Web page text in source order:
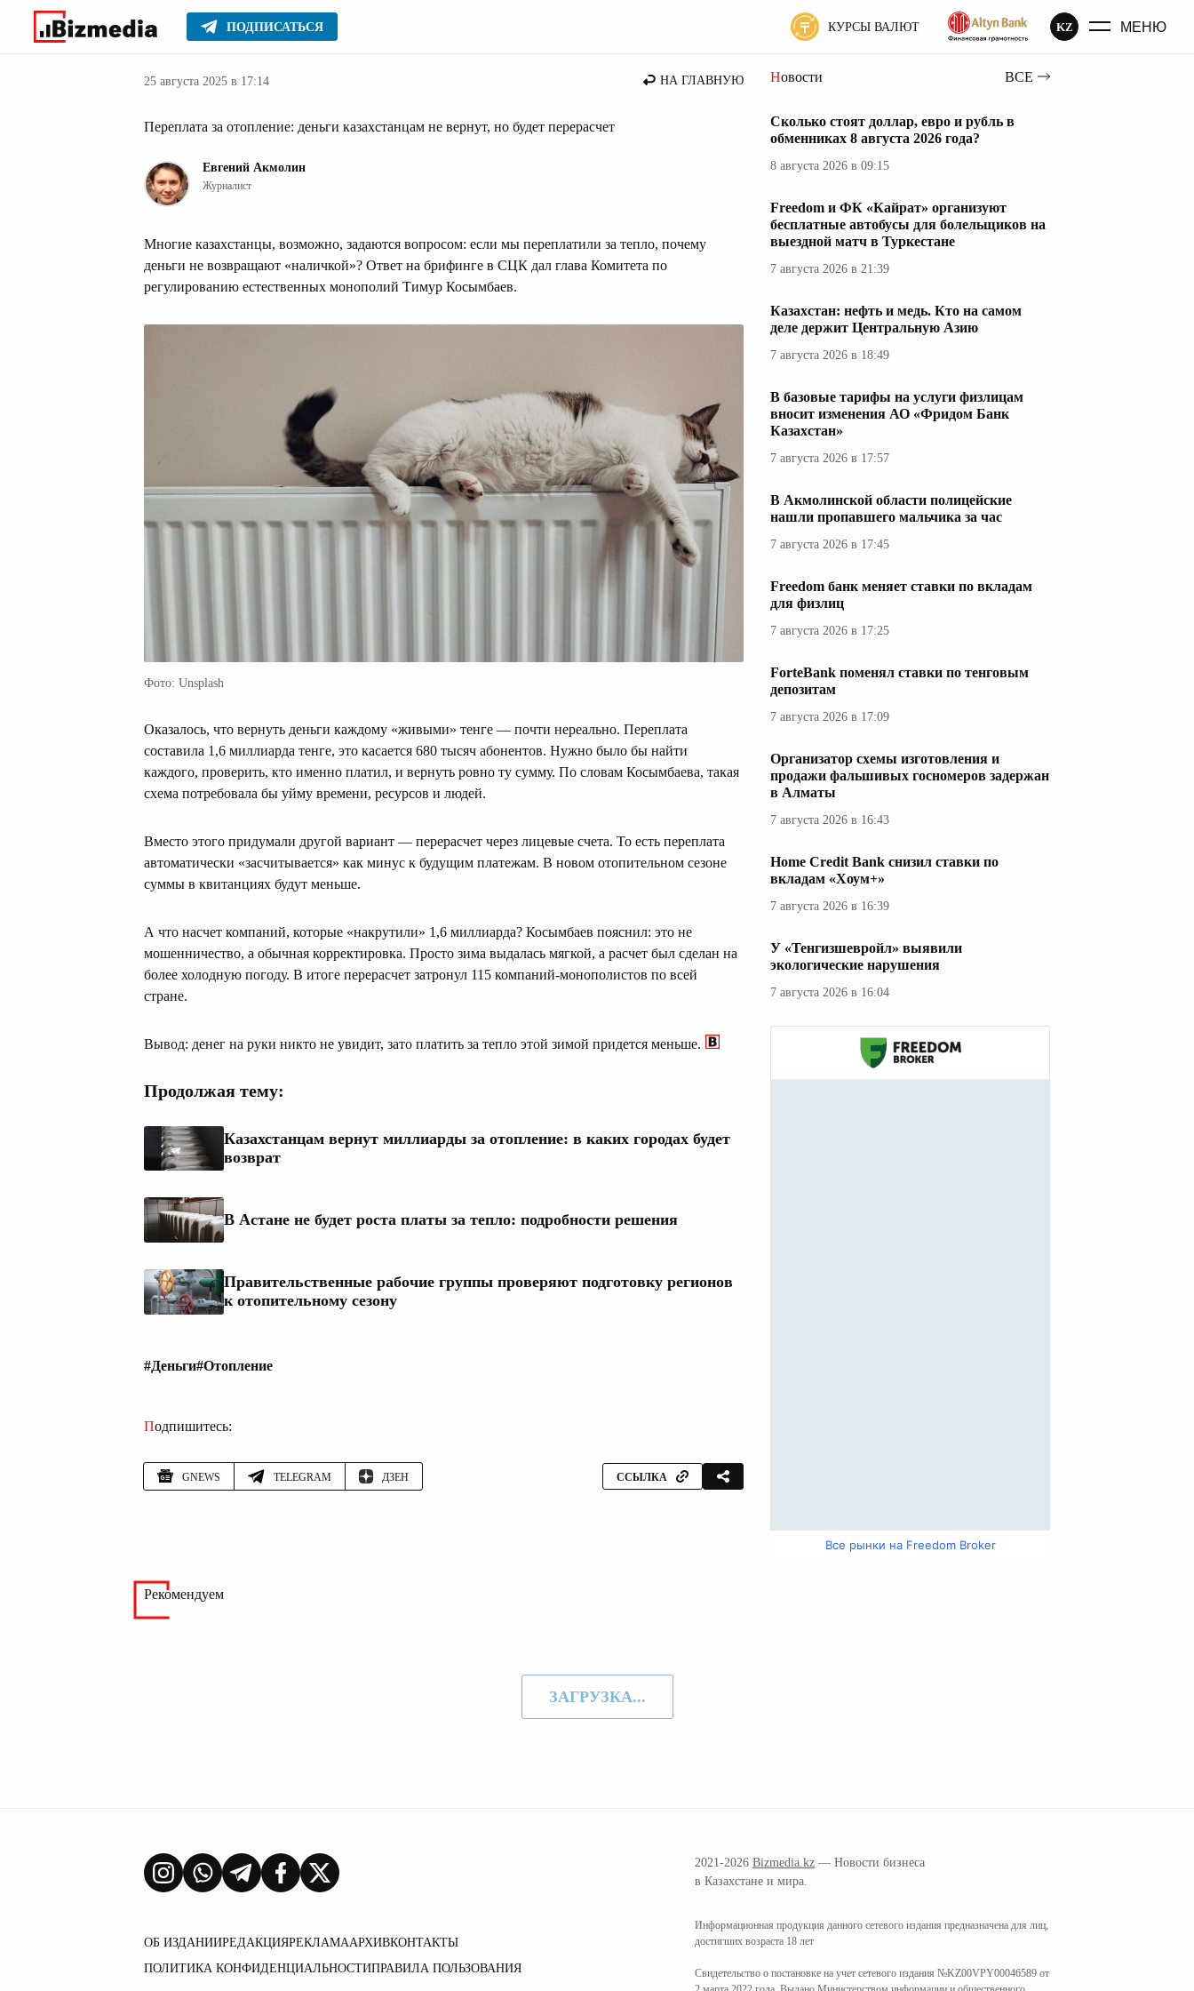
ПОДПИСАТЬСЯ КУРСЫ ВАЛЮТ KZ МЕНЮ
Главное Серьезное Деньги
25 августа 2025 в 17:14 НА ГЛАВНУЮ
Переплата за отопление: деньги казахстанцам не вернут, но будет перерасчет
Евгений Акмолин
Журналист
Многие казахстанцы, возможно, задаются вопросом: если мы переплатили за тепло, почему
деньги не возвращают «наличкой»? Ответ на брифинге в СЦК дал глава Комитета по
регулированию естественных монополий Тимур Косымбаев.
Фото: Unsplash
Оказалось, что вернуть деньги каждому «живыми» тенге — почти нереально. Переплата
составила 1,6 миллиарда тенге, это касается 680 тысяч абонентов. Нужно было бы найти
каждого, проверить, кто именно платил, и вернуть ровно ту сумму. По словам Косымбаева, такая
схема потребовала бы уйму времени, ресурсов и людей.
Вместо этого придумали другой вариант — перерасчет через лицевые счета. То есть переплата
автоматически «засчитывается» как минус к будущим платежам. В новом отопительном сезоне
суммы в квитанциях будут меньше.
А что насчет компаний, которые «накрутили» 1,6 миллиарда? Косымбаев пояснил: это не
мошенничество, а обычная корректировка. Просто зима выдалась мягкой, а расчет был сделан на
более холодную погоду. В итоге перерасчет затронул 115 компаний-монополистов по всей
стране.
Вывод: денег на руки никто не увидит, зато платить за тепло этой зимой придется меньше.
Продолжая тему:
Казахстанцам вернут миллиарды за отопление: в каких городах будет
возврат
В Астане не будет роста платы за тепло: подробности решения
Правительственные рабочие группы проверяют подготовку регионов
к отопительному сезону
#Деньги#Отопление
Подпишитесь:
GNEWS TELEGRAM ДЗЕН ССЫЛКА
Новости ВСЕ
Сколько стоят доллар, евро и рубль в
обменниках 8 августа 2026 года?
8 августа 2026 в 09:15
Freedom и ФК «Кайрат» организуют
бесплатные автобусы для болельщиков на
выездной матч в Туркестане
7 августа 2026 в 21:39
Казахстан: нефть и медь. Кто на самом
деле держит Центральную Азию
7 августа 2026 в 18:49
В базовые тарифы на услуги физлицам
вносит изменения АО «Фридом Банк
Казахстан»
7 августа 2026 в 17:57
В Акмолинской области полицейские
нашли пропавшего мальчика за час
7 августа 2026 в 17:45
Freedom банк меняет ставки по вкладам
для физлиц
7 августа 2026 в 17:25
ForteBank поменял ставки по тенговым
депозитам
7 августа 2026 в 17:09
Организатор схемы изготовления и
продажи фальшивых госномеров задержан
в Алматы
7 августа 2026 в 16:43
Home Credit Bank снизил ставки по
вкладам «Хоум+»
7 августа 2026 в 16:39
У «Тенгизшевройл» выявили
экологические нарушения
7 августа 2026 в 16:04
Все рынки на Freedom Broker
Рекомендуем
ЗАГРУЗКА...
ОБ ИЗДАНИИРЕДАКЦИЯРЕКЛАМААРХИВКОНТАКТЫ
ПОЛИТИКА КОНФИДЕНЦИАЛЬНОСТИПРАВИЛА ПОЛЬЗОВАНИЯ
2021-2026 Bizmedia.kz — Новости бизнеса
в Казахстане и мира.
Информационная продукция данного сетевого издания предназначена для лиц,
достигших возраста 18 лет
Свидетельство о постановке на учет сетевого издания №KZ00VPY00046589 от